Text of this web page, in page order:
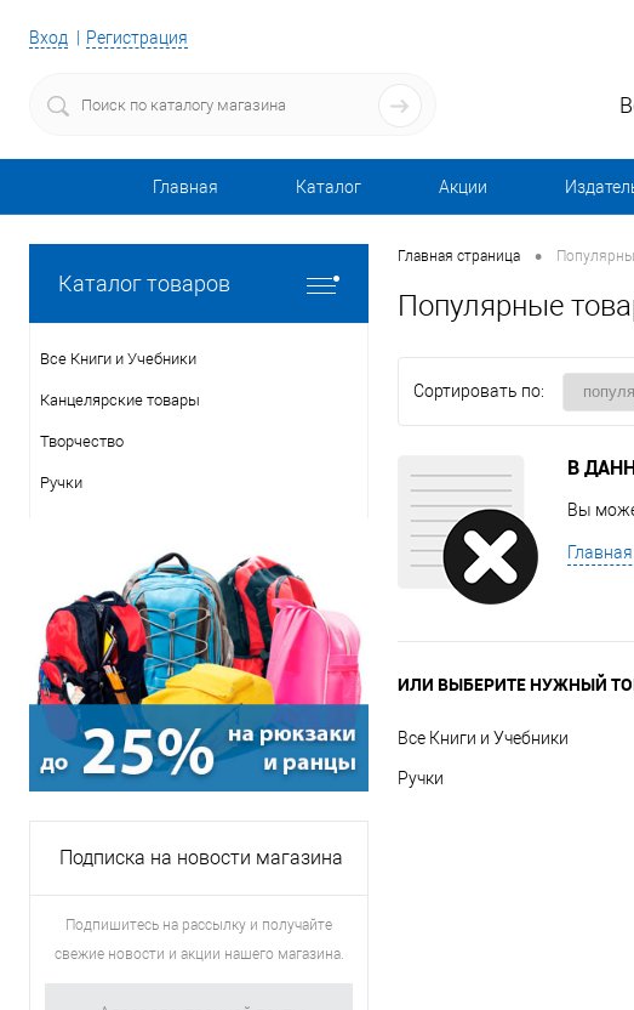
Вход Регистрация
Главная Каталог Акции
Каталог товаров
Все Книги и Учебники
Канцелярские товары
Творчество
Ручки
Подписка на новости магазина
Подпишитесь на рассылку и получайте
свежие новости и акции нашего магазина.
Главная страница •
Популярные
Сортировать по:
В
Вы
ИЛИ ВЫБЕРИТЕ НУЖНЫЙ
Все Книги и Учебники
Ручки